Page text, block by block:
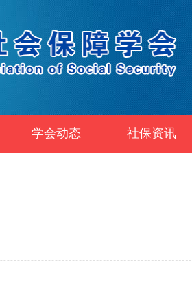
学会动态 社保资讯